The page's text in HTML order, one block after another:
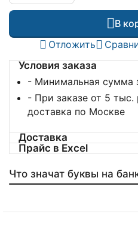
В
Отложить
Условия заказа
- Минимальная сумма
- При заказе от 5 тыс.
доставка по Москве
Доставка
Прайс в Excel
Что значат буквы на